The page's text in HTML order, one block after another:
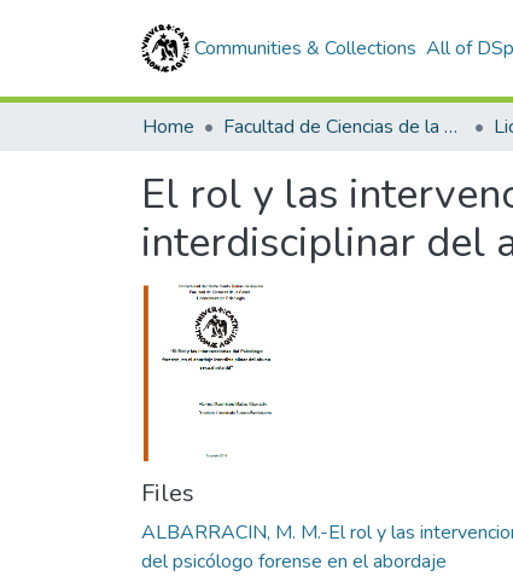
Communities & Collections All of
Home Facultad de Ciencias de la Salud
El rol y las
interdisciplinar del
Files
ALBARRACIN, M. M.-El rol y las
del psicólogo forense en el abordaje